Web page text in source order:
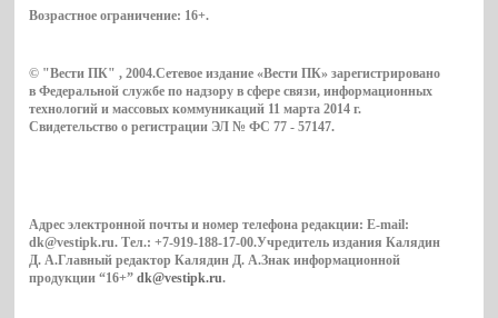
Возрастное ограничение: 16+.
© "Вести ПК" , 2004.Сетевое издание «Вести ПК» зарегистрировано
в Федеральной службе по надзору в сфере связи, информационных
технологий и массовых коммуникаций 11 марта 2014 г.
Свидетельство о регистрации ЭЛ № ФС 77 - 57147.
Адрес электронной почты и номер телефона редакции: E-mail:
dk@vestipk.ru. Тел.: +7-919-188-17-00.Учредитель издания Калядин
Д. А.Главный редактор Калядин Д. А.Знак информационной
продукции “16+”dk@vestipk.ru.